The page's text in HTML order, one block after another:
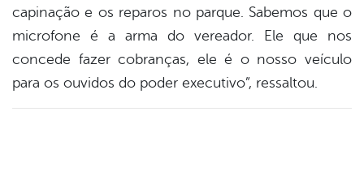
capinação e os reparos no parque. Sabemos que o
microfone é a arma do vereador. Ele que nos
concede fazer cobranças, ele é o nosso veículo
para os ouvidos do poder executivo”, ressaltou.